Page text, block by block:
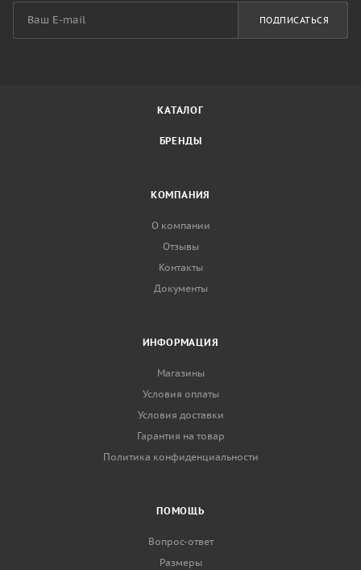
ПОДПИСАТЬСЯ
КАТАЛОГ
БРЕНДЫ
КОМПАНИЯ
О компании
Отзывы
Контакты
Документы
ИНФОРМАЦИЯ
Магазины
Условия оплаты
Условия доставки
Гарантия на товар
Политика конфиденциальности
ПОМОЩЬ
Вопрос-ответ
Размеры